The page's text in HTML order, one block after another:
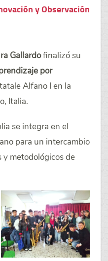
y Observación
Gallardofinalizó su
por
Alfano I en la
Italia.
se integra en el
para un intercambio
y metodológicos de